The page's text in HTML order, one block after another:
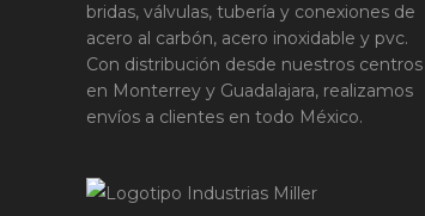
bridas, válvulas, tubería y conexiones de
acero al carbón, acero inoxidable y pvc.
Con distribución desde nuestros centros
en Monterrey y Guadalajara, realizamos
envíos a clientes en todo México.